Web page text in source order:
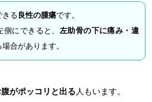
きる 良性の腫瘍です。
にできると、 左助骨の下に痛み・違
合があります。
腹がポッコリと出る人もいます。